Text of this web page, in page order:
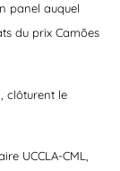
panel auquel
du prix Camões
clôturent le
UCCLA-CML,